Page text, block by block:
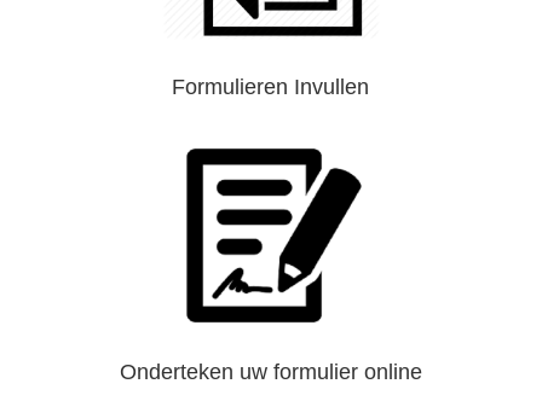
Formulieren Invullen
Onderteken uw formulier online